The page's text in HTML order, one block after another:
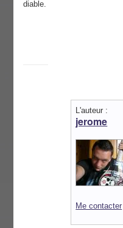
diable.
L'auteur :
jerome
Me contacter